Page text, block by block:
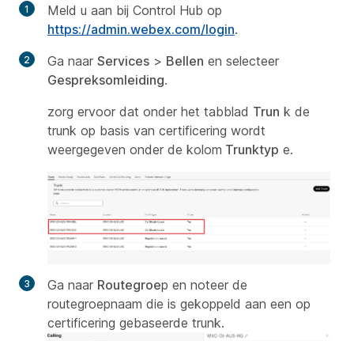
Meld u aan bij Control Hub op
https://admin.webex.com/login.
Ga naar Services > Bellen en selecteer
Gespreksomleiding.
zorg ervoor dat onder het tabblad Trun k de
trunk op basis van certificering wordt
weergegeven onder de kolom Trunktyp e.
Ga naar Routegroep en noteer de
routegroepnaam die is gekoppeld aan een op
certificering gebaseerde trunk.